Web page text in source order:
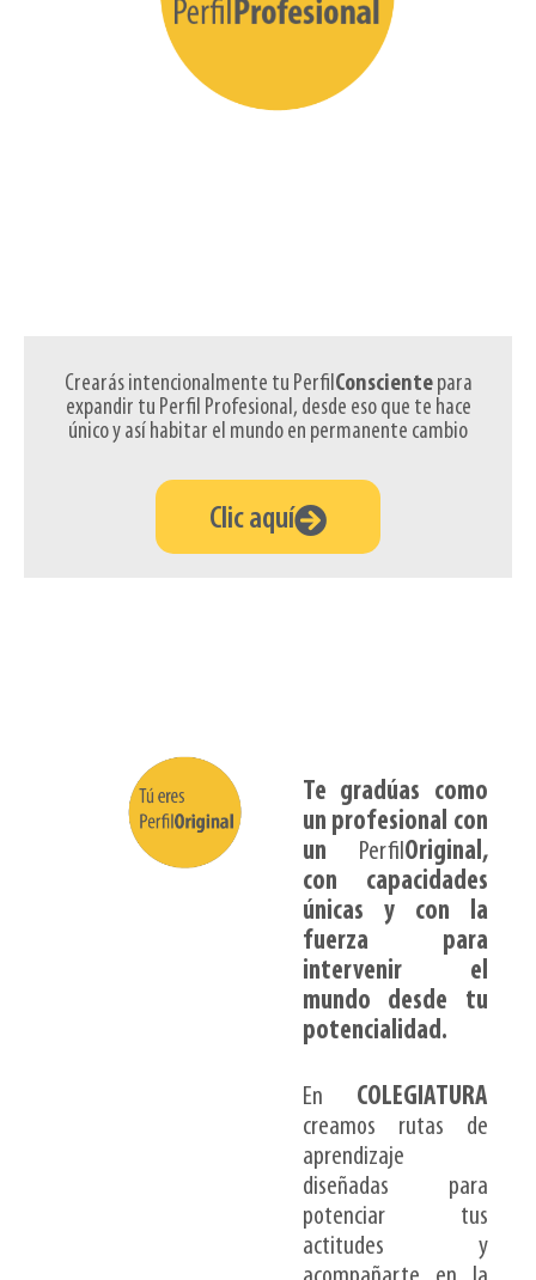
Crearás intencionalmente tu Perfil Conscientepara
expandir tu Perfil Profesional, desde eso que te hace
único y así habitar el mundo en permanente cambio
Clic aquí
Te gradúas como
un profesional con
un Perfil Original,
con capacidades
únicas y con la
fuerza para
intervenir el
mundo desde tu
potencialidad.
En COLEGIATURA
creamos rutas de
aprendizaje
diseñadas para
potenciar tus
actitudes y